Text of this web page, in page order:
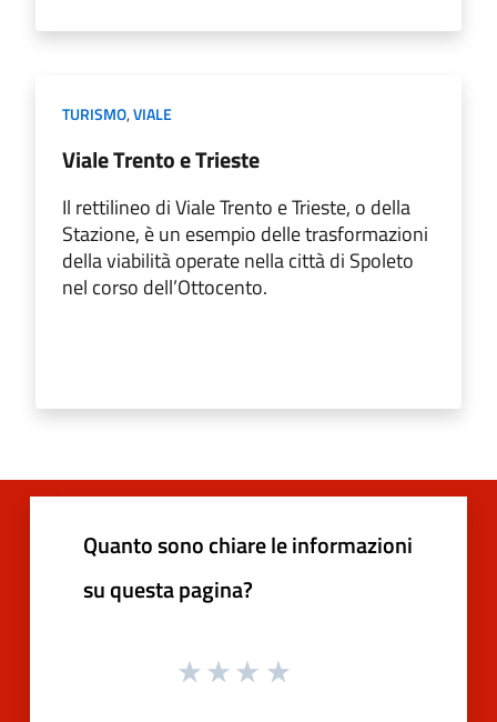
TURISMO,VIALE
Viale Trento e Trieste
Il rettilineo di Viale Trento e Trieste, o della
Stazione, è un esempio delle trasformazioni
della viabilità operate nella città di Spoleto
nel corso dell’Ottocento.
Quanto sono chiare le informazioni
su questa pagina?